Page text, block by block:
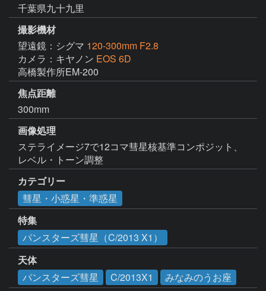
千葉県九十九里
撮影機材
望遠鏡：シグマ 120-300mm F2.8
カメラ：キヤノン EOS 6D
高橋製作所EM-200
焦点距離
300mm
画像処理
ステライメージ7で12コマ彗星核基準コンポジット、
レベル・トーン調整
カテゴリー
彗星・小惑星・準惑星
特集
パンスターズ彗星（C/2013 X1）
天体
パンスターズ彗星
C/2013X1 みなみのうお座